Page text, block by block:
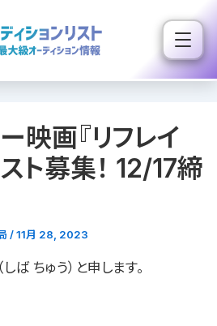
映画『リフレイ
ト募集！ 12/17締
/11月 28, 2023
ば ちゅう）と申します。